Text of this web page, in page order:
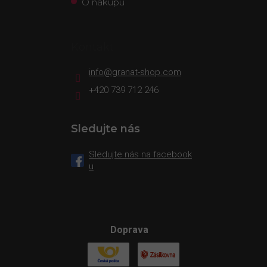
info@granat-shop.com
+420 739 712 246
Sledujte nás
Sledujte nás na facebook
u
Doprava